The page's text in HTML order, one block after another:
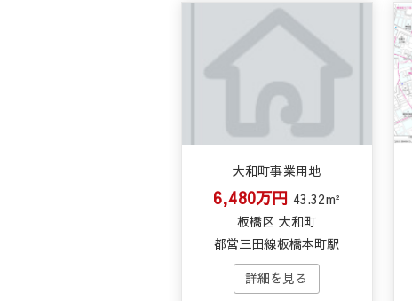
大和町事業用地
6,480万円 43.32m²
板橋区 大和町
都営三田線板橋本町駅